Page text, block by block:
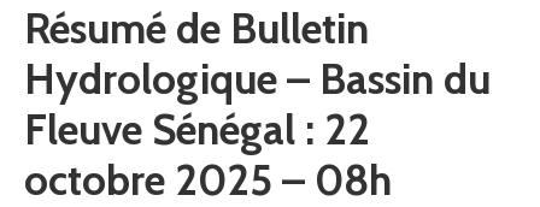
Résumé de Bulletin
Hydrologique – Bassin du
Fleuve Sénégal : 22
octobre 2025 – 08h